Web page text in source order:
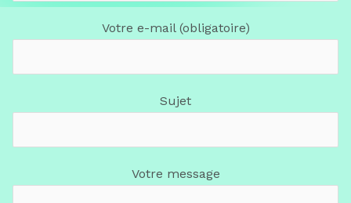
Votre e-mail (obligatoire)
Sujet
Votre message